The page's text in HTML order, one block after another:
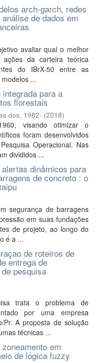
arch-garch, redes
de dados em
avaliar qual o melhor
da carteira teórica
do IBrX-50 entre as
...
para a
florestais
dos, 1982- (2018)
visando otimizar o
foram desenvolvidos
Operacional. Nas
divididos ...
dinâmicos para
de concreto : o
segurança de barragens
em suas fundações
de projeto, ao longo do
é a ...
de roteiros de
entrega de
pesquisa
trata o problema de
por uma empresa
Pr. A proposta de solução
técnicas ...
em
de lógica fuzzy